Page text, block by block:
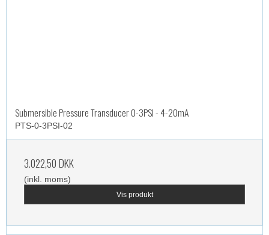
Submersible Pressure Transducer 0-3PSI - 4-20mA
PTS-0-3PSI-02
3.022,50 DKK
(inkl. moms)
Vis produkt